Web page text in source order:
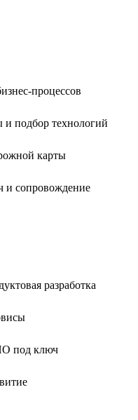
процессов
и подбор технологий
карты
и сопровождение
разработка
под ключ